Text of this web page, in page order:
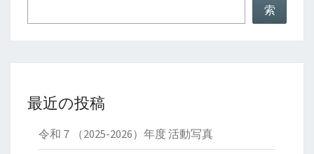
索
最近の投稿
令和７（2025-2026）年度 活動写真